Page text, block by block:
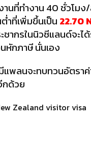
นที่ทำงาน 40 ชั่วโมง
ำที่เพิ่มขึ้นเป็น 22.70
ชากรในนิวซีแลนด์จะไ
หักภาษี นั่นเอง
แพลนจะทบทวนอัตรา
กด้วย